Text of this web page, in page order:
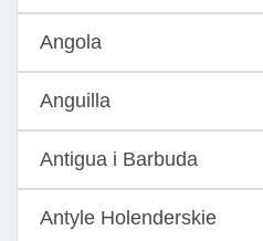
Angola
Anguilla
Antigua i Barbuda
Antyle Holenderskie